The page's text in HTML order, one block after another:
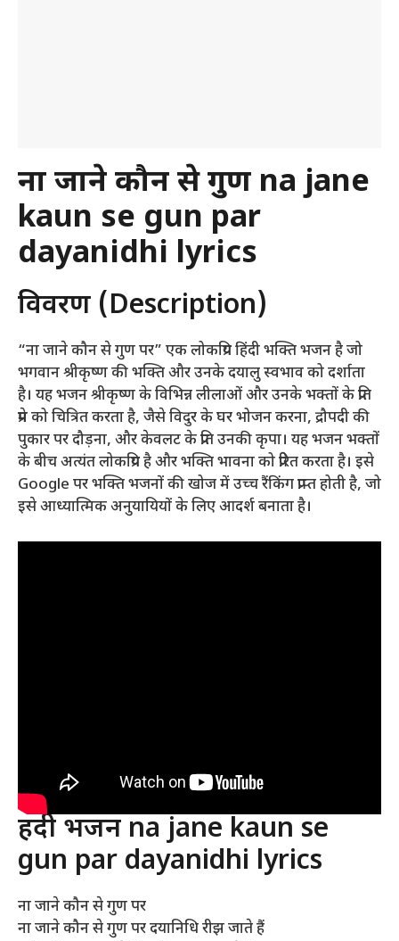
ना जाने कौन से गुण na jane
kaun se gun par
dayanidhi lyrics
विवरण (Description)
“ना जाने कौन से गुण पर” एक लोकप्रिय हिंदी भक्ति भजन है जो
भगवान श्रीकृष्ण की भक्ति और उनके दयालु स्वभाव को दर्शाता
है। यह भजन श्रीकृष्ण के विभिन्न लीलाओं और उनके भक्तों के प्रति
प्रेम को चित्रित करता है, जैसे विदुर के घर भोजन करना, द्रौपदी की
पुकार पर दौड़ना, और केवलट के प्रति उनकी कृपा। यह भजन भक्तों
के बीच अत्यंत लोकप्रिय है और भक्ति भावना को प्रेरित करता है। इसे
Google पर भक्ति भजनों की खोज में उच्च रैंकिंग प्राप्त होती है, जो
इसे आध्यात्मिक अनुयायियों के लिए आदर्श बनाता है।
हिंदी भजन na jane kaun se
gun par dayanidhi lyrics
ना जाने कौन से गुण पर
ना जाने कौन से गुण पर दयानिधि रीझ जाते हैं